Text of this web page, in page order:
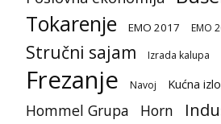
Tokarenje EMO 2017 EMO
Stručni sajam Izrada kalupa
Frezanje Navoj Kućna
Hommel Grupa Horn